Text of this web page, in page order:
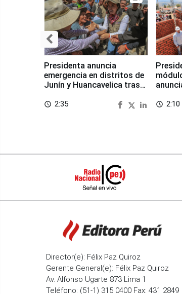
Presidenta anuncia
emergencia en distritos de
Junín y Huancavelica tras
access_time 2:35 access_time 2:10
Director(e): Félix Paz Quiroz
Gerente General(e): Félix Paz Quiroz
Av. Alfonso Ugarte 873 Lima 1
Teléfono: (51-1) 315 0400 Fax: 431 2849